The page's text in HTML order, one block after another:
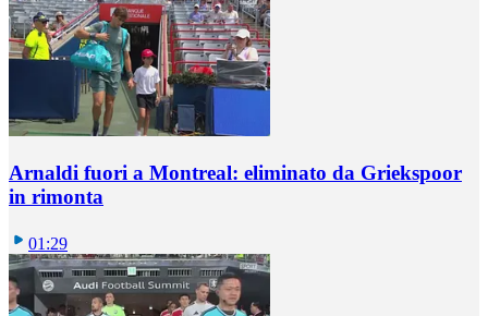
Arnaldi fuori a Montreal: eliminato da Griekspoor
in rimonta
01:29